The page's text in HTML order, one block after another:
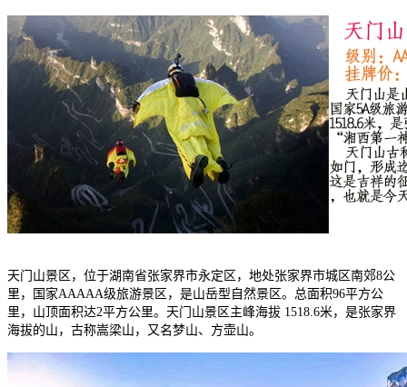
天门山景区，位于湖南省张家界市永定区，地处张家界市城区南郊8公
里，国家AAAAA级旅游景区，是山岳型自然景区。总面积96平方公
里，山顶面积达2平方公里。天门山景区主峰海拔 1518.6米，是张家界
海拔的山，古称嵩梁山，又名梦山、方壶山。